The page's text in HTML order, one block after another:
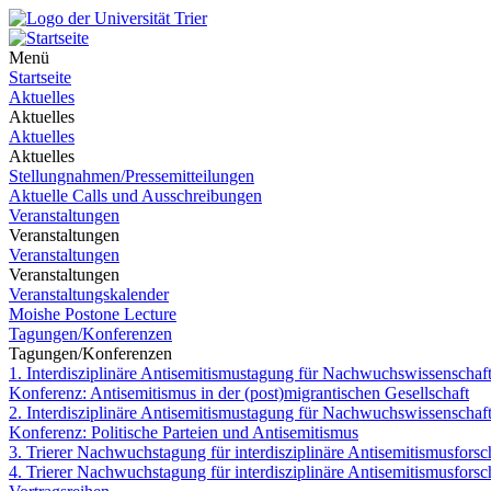
Menü
Startseite
Aktuelles
Aktuelles
Aktuelles
Aktuelles
Stellungnahmen/Pressemitteilungen
Aktuelle Calls und Ausschreibungen
Veranstaltungen
Veranstaltungen
Veranstaltungen
Veranstaltungen
Veranstaltungskalender
Moishe Postone Lecture
Tagungen/Konferenzen
Tagungen/Konferenzen
1. Interdisziplinäre Antisemitismustagung für
Konferenz: Antisemitismus in der (post)migrantischen Gesellschaft
2. Interdisziplinäre Antisemitismustagung für
Konferenz: Politische Parteien und Antisemitismus
3. Trierer Nachwuchstagung für interdisziplinäre
4. Trierer Nachwuchstagung für interdisziplinäre